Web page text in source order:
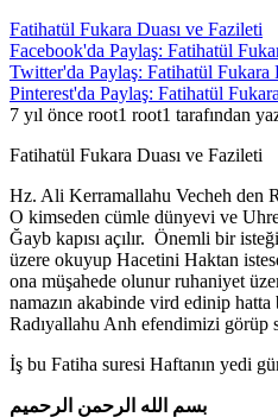
Fatihatül Fukara Duası ve Fazileti
Facebook'da Paylaş: Fatihatül
Twitter'da Paylaş: Fatihatül Fukara
Pinterest'da Paylaş: Fatihatül
7 yıl önce root1 root1 tarafından
Fatihatül Fukara Duası ve Fazileti
Hz. Ali Kerramallahu Vecheh den
O kimseden cümle dünyevi ve
Ğayb kapısı açılır. Önemli bir
üzere okuyup Hacetini Haktan
ona müşahede olunur ruhaniyet
namazın akabinde vird edinip
Radıyallahu Anh efendimizi görüp
İş bu Fatiha suresi Haftanın yedi
بسم الله الرحمن الرحميم